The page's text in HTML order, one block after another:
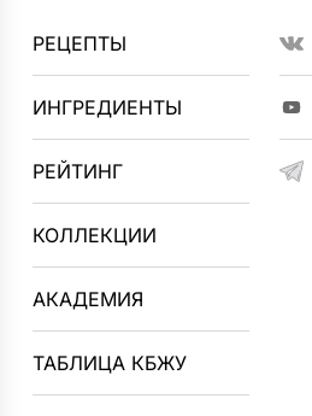
РЕЦЕПТЫ
ИНГРЕДИЕНТЫ
РЕЙТИНГ
КОЛЛЕКЦИИ
АКАДЕМИЯ
ТАБЛИЦА КБЖУ